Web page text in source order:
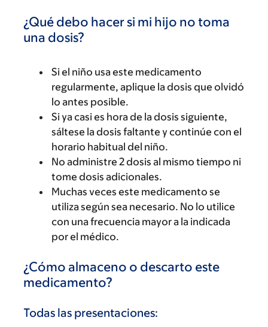
¿Qué debo hacer si mi hijo no toma
una dosis?
Si el niño usa este medicamento
regularmente, aplique la dosis que olvidó
lo antes posible.
Si ya casi es hora de la dosis siguiente,
sáltese la dosis faltante y continúe con el
horario habitual del niño.
No administre 2 dosis al mismo tiempo ni
tome dosis adicionales.
Muchas veces este medicamento se
utiliza según sea necesario. No lo utilice
con una frecuencia mayor a la indicada
por el médico.
¿Cómo almaceno o descarto este
medicamento?
Todas las presentaciones: